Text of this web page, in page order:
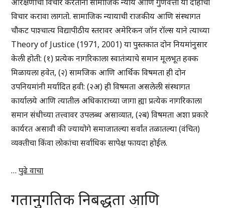
विचार करावा लागतो. सामाजिक न्यायाची राजकीय आणि संस्थागत
चौकट पाश्चात्य विद्यापीठीय स्तरावर अमेरिकन जॉन रॉल्स याने त्याच्या
Theory of Justice (1971, 2001) या पुस्तकात दोन नियमांनुसार
केली होती: (१) प्रत्येक नागरिकाला स्वातंत्र्याचे समान मूलभूत हक्क
मिळायला हवेत, (२) सामजिक आणि आर्थिक विषमता ही दोन
उपनियमांनी मर्यादित हवी: (२अ) ही विषमता असलेली संस्थागत
कार्यालये आणि त्यातील अधिकाराच्या जागा ह्या प्रत्येक नागरिकाला
समान संधीच्या तत्त्वावर उपलब्ध असाव्यात, (२ब) विषमता अशा प्रकारे
कार्यरत असावी की ज्यायोगे समाजातल्या सर्वांत तळातल्या (वंचित)
व्यक्तीचा किंवा लोकांचा सर्वाधिक सापेक्ष फायदा होईल.
…पुढे वाचा
गतानुगतिक निबद्धता आणि